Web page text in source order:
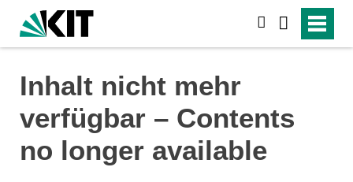
Inhalt nicht mehr
verfügbar – Contents
no longer available